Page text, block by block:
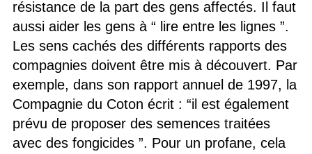
résistance de la part des gens affectés. Il faut
aussi aider les gens à “ lire entre les lignes ”.
Les sens cachés des différents rapports des
compagnies doivent être mis à découvert. Par
exemple, dans son rapport annuel de 1997, la
Compagnie du Coton écrit : “il est également
prévu de proposer des semences traitées
avec des fongicides ”. Pour un profane, cela